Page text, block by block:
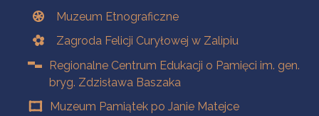
Muzeum Etnograficzne
Zagroda Felicji Curyłowej w Zalipiu
Regionalne Centrum Edukacji o Pamięci im. gen.
bryg. Zdzisława Baszaka
Muzeum Pamiątek po Janie Matejce